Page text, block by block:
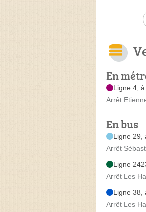
En
Ligne 4,
Arrêt
En bus
Ligne 29,
Arrêt
Ligne
Arrêt Les
Ligne 38,
Arrêt Les